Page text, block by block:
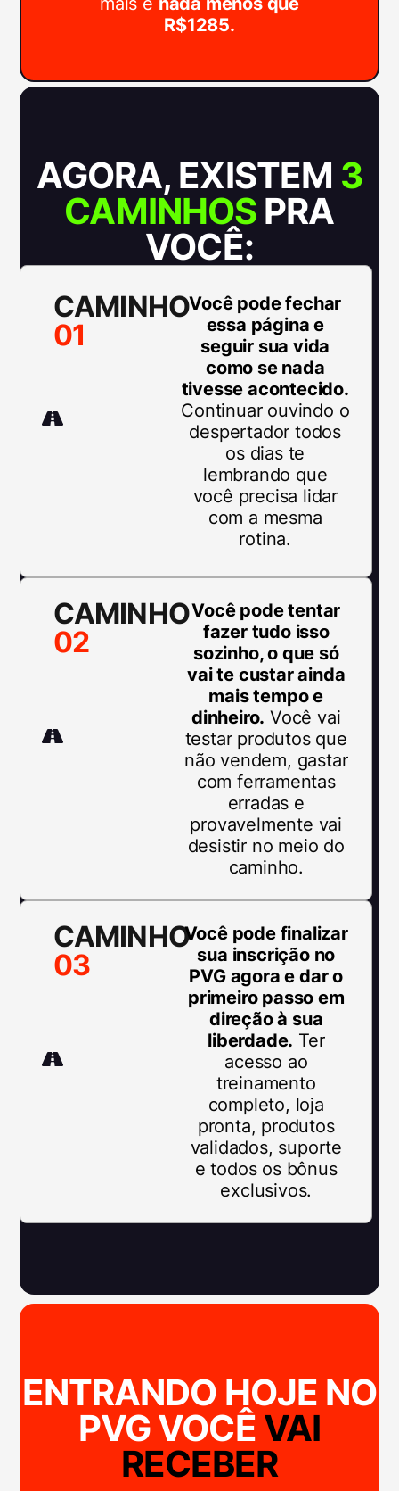
R$1285.
AGORA, EXISTEM 3
CAMINHOS PRA
VOCÊ:
CAMINHO
01
Você pode fechar
essa página e
seguir sua vida
como se nada
tivesse acontecido.
Continuar ouvindo o
despertador todos
os dias te
lembrando que
você precisa lidar
com a mesma
rotina.
CAMINHO
02
Você pode tentar
fazer tudo isso
sozinho, o que só
vai te custar ainda
mais tempo e
dinheiro. Você vai
testar produtos que
não vendem, gastar
com ferramentas
erradas e
provavelmente vai
desistir no meio do
caminho.
CAMINHO
03
Você pode finalizar
sua inscrição no
PVG agora e dar o
primeiro passo em
direção à sua
liberdade. Ter
acesso ao
treinamento
completo, loja
pronta, produtos
validados, suporte
e todos os bônus
exclusivos.
ENTRANDO HOJE NO
PVG VOCÊ VAI
RECEBER